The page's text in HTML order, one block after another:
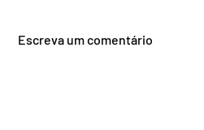
Escreva um comentário